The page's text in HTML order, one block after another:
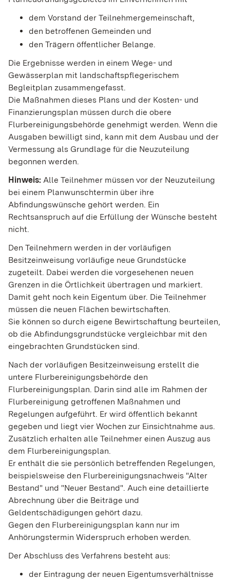
dem Vorstand der Teilnehmergemeinschaft,
den betroffenen Gemeinden und
den Trägern öffentlicher Belange.
Die Ergebnisse werden in einem Wege- und
Gewässerplan mit landschaftspflegerischem
Begleitplan zusammengefasst.
Die Maßnahmen dieses Plans und der Kosten- und
Finanzierungsplan müssen durch die obere
Flurbereinigungsbehörde genehmigt werden. Wenn die
Ausgaben bewilligt sind, kann mit dem Ausbau und der
Vermessung als Grundlage für die Neuzuteilung
begonnen werden.
Hinweis: Alle Teilnehmer müssen vor der Neuzuteilung
bei einem Planwunschtermin über ihre
Abfindungswünsche gehört werden. Ein
Rechtsanspruch auf die Erfüllung der Wünsche besteht
nicht.
Den Teilnehmern werden in der vorläufigen
Besitzeinweisung vorläufige neue Grundstücke
zugeteilt. Dabei werden die vorgesehenen neuen
Grenzen in die Örtlichkeit übertragen und markiert.
Damit geht noch kein Eigentum über. Die Teilnehmer
müssen die neuen Flächen bewirtschaften.
Sie können so durch eigene Bewirtschaftung beurteilen,
ob die Abfindungsgrundstücke vergleichbar mit den
eingebrachten Grundstücken sind.
Nach der vorläufigen Besitzeinweisung erstellt die
untere Flurbereinigungsbehörde den
Flurbereinigungsplan. Darin sind alle im Rahmen der
Flurbereinigung getroffenen Maßnahmen und
Regelungen aufgeführt. Er wird öffentlich bekannt
gegeben und liegt vier Wochen zur Einsichtnahme aus.
Zusätzlich erhalten alle Teilnehmer einen Auszug aus
dem Flurbereinigungsplan.
Er enthält die sie persönlich betreffenden Regelungen,
beispielsweise den Flurbereinigungsnachweis "Alter
Bestand" und "Neuer Bestand". Auch eine detaillierte
Abrechnung über die Beiträge und
Geldentschädigungen gehört dazu.
Gegen den Flurbereinigungsplan kann nur im
Anhörungstermin Widerspruch erhoben werden.
Der Abschluss des Verfahrens besteht aus:
der Eintragung der neuen Eigentumsverhältnisse